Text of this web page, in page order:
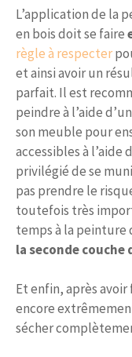
L’application de la
en bois doit se faire
règle à respecter
et ainsi avoir un
parfait. Il est
peindre à l’aide
son meuble pour
accessibles à l’aide d
privilégié de se
pas prendre le
toutefois très
temps à la peinture
la seconde couche
Et enfin, après
encore
sécher